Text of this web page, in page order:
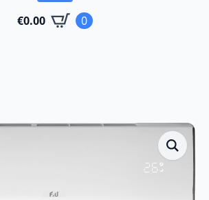
for:
€0.00 0